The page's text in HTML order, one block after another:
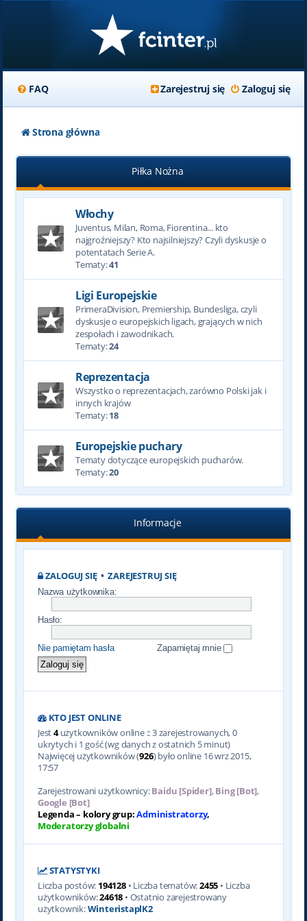
FAQ Zaloguj się
Zarejestruj się
Strona główna
Piłka Nożna
Włochy
Juventus, Milan, Roma, Fiorentina... kto
najgroźniejszy? Kto najsilniejszy? Czyli dyskusje o
potentatach Serie A.
Tematy:41
Ligi Europejskie
PrimeraDivision, Premiership, Bundesliga, czyli
dyskusje o europejskich ligach, grających w nich
zespołach i zawodnikach.
Tematy:24
Reprezentacja
Wszystko o reprezentacjach, zarówno Polski jak i
innych krajów
Tematy:18
Europejskie puchary
Tematy dotyczące europejskich pucharów.
Tematy:20
Informacje
ZALOGUJ SIĘ•ZAREJESTRUJ SIĘ
Nazwa użytkownika:
Hasło:
Nie pamiętam hasła Zapamiętaj mnie
KTO JEST ONLINE
Jest4użytkowników online :: 3 zarejestrowanych, 0
ukrytych i 1 gość (wg danych z ostatnich 5 minut)
Najwięcej użytkowników (926) było online 16 wrz 2015,
17:57
Zarejestrowani użytkownicy:Baidu [Spider],Bing [Bot],
Google [Bot]
Legenda – kolory grup:Administratorzy,
Moderatorzy globalni
STATYSTYKI
Liczba postów: 194128• Liczba tematów:2455 • Liczba
użytkowników:24618 • Ostatnio zarejestrowany
użytkownik:WinteristaplK2